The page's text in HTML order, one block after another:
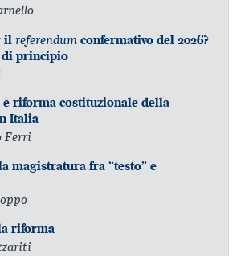
il referendum confermativo del 2026?
di principio
riforma costituzionale della
Italia
Ferri
magistratura fra “testo” e
riforma